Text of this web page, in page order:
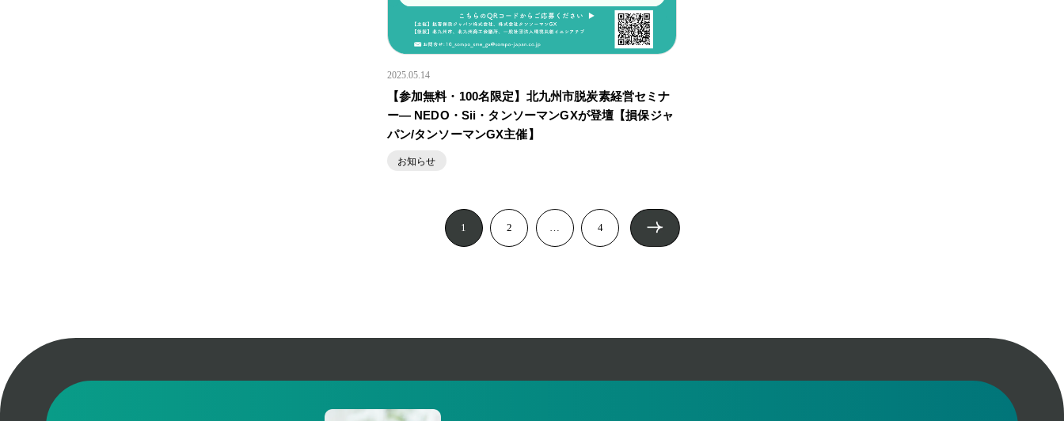
2025.05.14
【参加無料・100名限定】北九州市脱炭素経営セミナ
ー― NEDO・Sii・タンソーマンGXが登壇【損保ジャ
パン/タンソーマンGX主催】
お知らせ
1 2 4